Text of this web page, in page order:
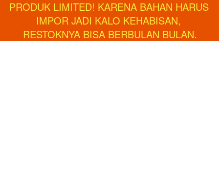
PRODUK LIMITED! KARENA BAHAN HARUS
IMPOR JADI KALO KEHABISAN,
RESTOKNYA BISA BERBULAN BULAN.